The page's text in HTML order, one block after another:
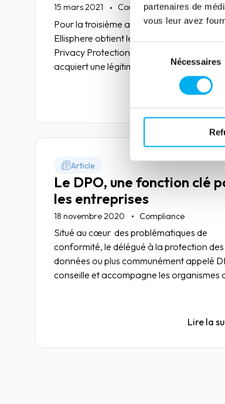
partenaires de
vous leur avez
consentement
Nécessaires
15 mars 2021 Compliance
Pour la troisième année consécutive,
Ellisphere obtient le label professionnel
Privacy Protection – Pact. Par ce biais, elle
acquiert une légitimité renforcée en
respect et sécurisation des données
personnelles et affirme sa volonté d’être
reconnue comme une organisation data
confident.
Lire la
Article
Le DPO, une fonction clé
les entreprises
18 novembre 2020 Compliance
Situé au cœur des problématiques de
conformité, le délégué à la protection des
données ou plus communément appelé
conseille et accompagne les organismes
Lire la